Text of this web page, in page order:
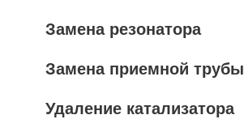
Замена резонатора
Замена приемной трубы
Удаление катализатора